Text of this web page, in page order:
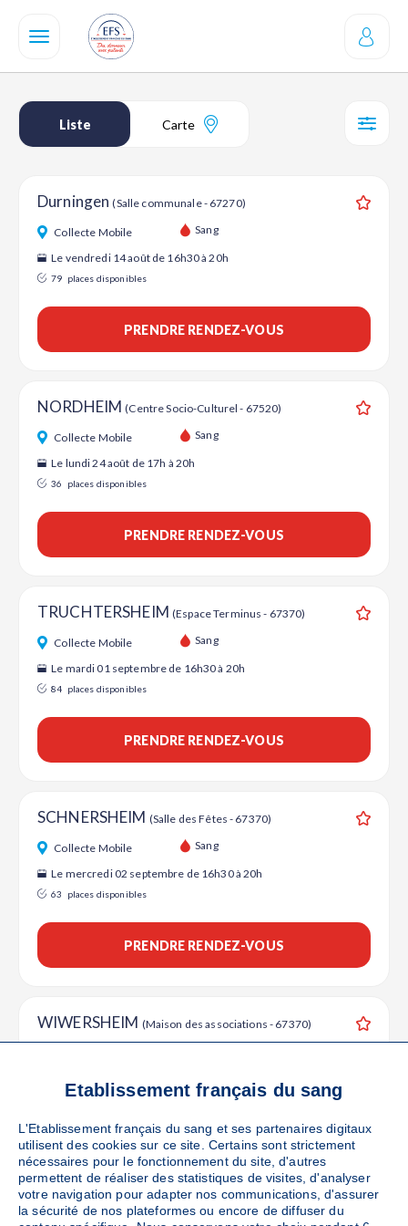
contenu
Liste Carte
Durningen(Salle communale - 67270)
Collecte Mobile Sang
Le vendredi 14 août de 16h30 à 20h
79 places disponibles
PRENDRE RENDEZ-VOUS
NORDHEIM(Centre Socio-Culturel - 67520)
Collecte Mobile Sang
Le lundi 24 août de 17h à 20h
36 places disponibles
PRENDRE RENDEZ-VOUS
TRUCHTERSHEIM (Espace Terminus - 67370)
Collecte Mobile Sang
Le mardi 01 septembre de 16h30 à 20h
84 places disponibles
PRENDRE RENDEZ-VOUS
SCHNERSHEIM (Salle des Fêtes - 67370)
Collecte Mobile Sang
Le mercredi 02 septembre de 16h30 à 20h
63 places disponibles
PRENDRE RENDEZ-VOUS
WIWERSHEIM (Maison des associations - 67370)
places disponibles
PRENDRE RENDEZ-VOUS
Etablissement français du sang
L'Etablissement français du sang et ses partenaires digitaux
utilisent des cookies sur ce site. Certains sont strictement
nécessaires pour le fonctionnement du site, d'autres
permettent de réaliser des statistiques de visites, d'analyser
votre navigation pour adapter nos communications, d'assurer
la sécurité de nos plateformes ou encore de diffuser du